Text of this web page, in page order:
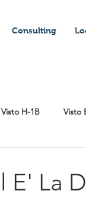
Consulting
Visto H-1B Visto
La